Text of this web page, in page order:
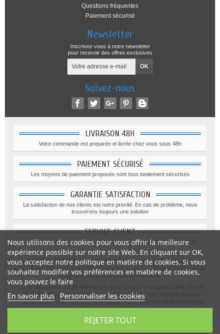
Questions fréquentes
Paiement sécurisé
Newsletter
Inscrivez-vous à notre newsletter
pour recevoir des offres exclusives
Suivez-nous
LIVRAISON 48H
Votre commande est preparée et livrée chez vous sous 48h
PAIEMENT SÉCURISÉ
Les moyens de paiement proposés sont tous totalement sécurisés
GARANTIE SATISFACTION
La satisfaction de nos clients est notre priorité. En cas de problème, nous
trouverons toujours une solution
SERVICE CLIENT
Le service client est a votre disposition du lundi au vendredi de 9h à 18h.
STOP-NUISIBLES est partenaire de la société SUD CAFARD,
spécialisée dans le traitement des blattes, fourmis, puces et punaises de
lit sur Montpellier, Avignon et Marseille.
En cas de besoin ou d'information, vous pouvez contacter notre service
client. Il sera en mesure de vous renseigner sur une solution à votre
problème, que cela soit pour une intervention, la vente d'un insecticide
ou raticide ou pour un devis.
Nous utilisons des cookies pour vous offrir la meilleure
expérience possible sur notre site Web. En cliquant sur OK,
vous acceptez notre politique en matière de cookies. Si vous
souhaitez modifier vos préférences en matière de cookies,
vous pouvez le faire
En savoir plus Personnaliser les cookies
REJETER TOUT